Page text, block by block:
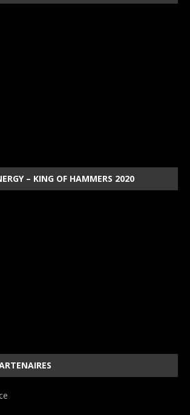
– KING OF HAMMERS 2020